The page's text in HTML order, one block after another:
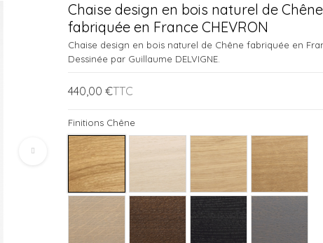
Chaise design en bois naturel de Chêne
fabriquée en France CHEVRON
Chaise design en bois naturel de Chêne fabriquée en
Dessinée par Guillaume DELVIGNE.
440,00 €TTC
Finitions Chêne